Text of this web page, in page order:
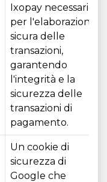
Ixopay necessario
per l'elaborazione
sicura delle
transazioni,
garantendo
l'integrità e la
sicurezza delle
transazioni di
pagamento.
Un cookie di
sicurezza di
Google che